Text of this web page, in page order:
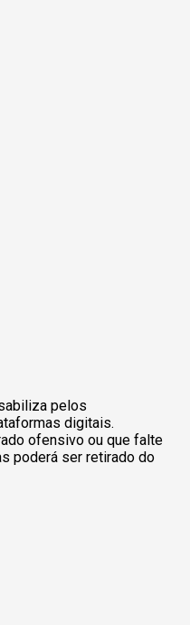
pelos
digitais.
ofensivo ou que falte
poderá ser retirado do